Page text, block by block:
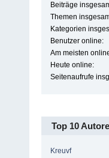
Beiträge
Themen
Kategorien
Benutzer online:
Am meisten
Heute online:
Seitenaufrufe
Top 10
Kreuvf